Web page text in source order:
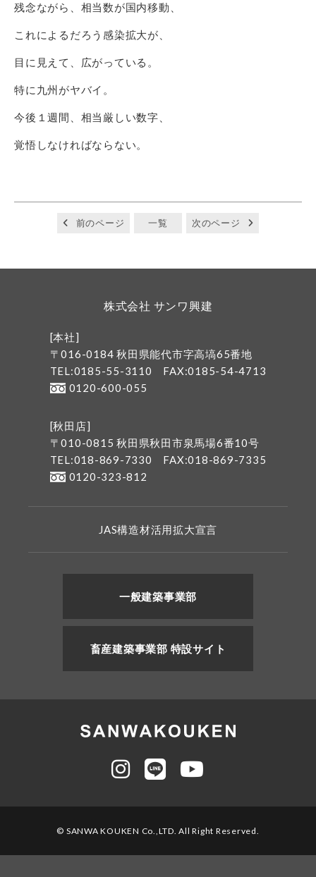
残念ながら、相当数が国内移動、
これによるだろう感染拡大が、
目に見えて、広がっている。
特に九州がヤバイ。
今後１週間、相当厳しい数字、
覚悟しなければならない。
前のページ 一覧 次のページ
株式会社 サンワ興建
[本社]
〒016-0184 秋田県能代市字高塙65番地
TEL:0185-55-3110
FAX:0185-54-4713
0120-600-055
[秋田店]
〒010-0815 秋田県秋田市泉馬場6番10号
TEL:018-869-7330
FAX:018-869-7335
0120-323-812
JAS構造材活用拡大宣言
一般建築事業部
畜産建築事業部 特設サイト
© SANWA KOUKEN Co.,LTD. All Right Reserved.